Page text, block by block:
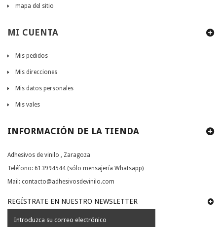
mapa del sitio
MI CUENTA
Mis pedidos
Mis direcciones
Mis datos personales
Mis vales
INFORMACIÓN DE LA TIENDA
Adhesivos de vinilo , Zaragoza
Teléfono: 613994544 (sólo mensajería Whatsapp)
Mail: contacto@adhesivosdevinilo.com
REGÍSTRATE EN NUESTRO NEWSLETTER